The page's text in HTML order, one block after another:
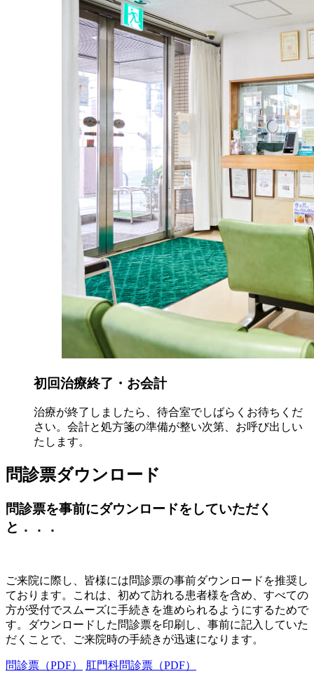
初回治療終了・お会計​
治療が終了しましたら、待合室でしばらくお待ちくだ
さい。会計と処方箋の準備が整い次第、お呼び出しい
たします。
問診票ダウンロード
問診票を事前にダウンロードをしていただく
と．．．
ご来院に際し、皆様には問診票の事前ダウンロードを推奨し
ております。これは、初めて訪れる患者様を含め、すべての
方が受付でスムーズに手続きを進められるようにするためで
す。ダウンロードした問診票を印刷し、事前に記入していた
だくことで、ご来院時の手続きが迅速になります。
問診票（PDF） 肛門科問診票（PDF）